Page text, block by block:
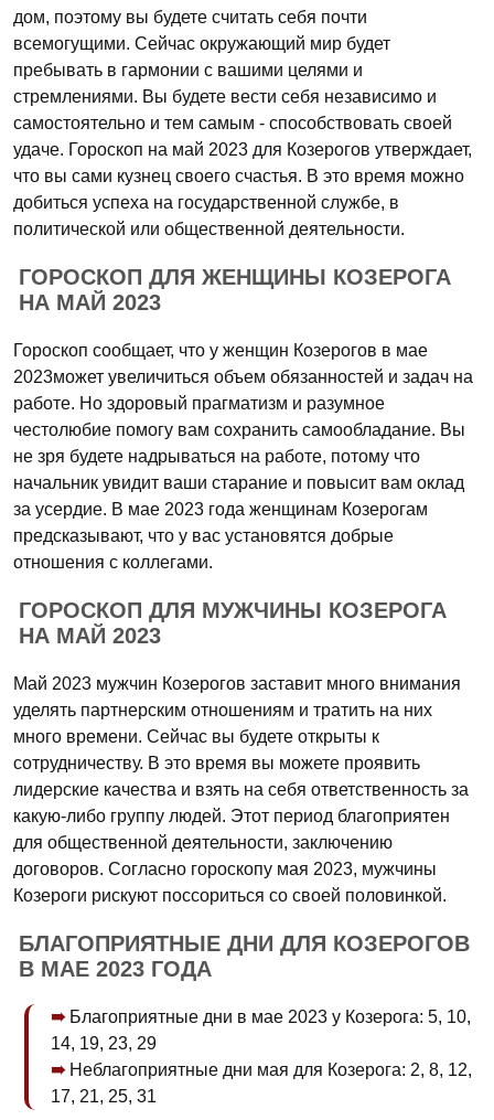
дом, поэтому вы будете считать себя почти
всемогущими. Сейчас окружающий мир будет
пребывать в гармонии с вашими целями и
стремлениями. Вы будете вести себя независимо и
самостоятельно и тем самым - способствовать своей
удаче. Гороскоп на май 2023 для Козерогов утверждает,
что вы сами кузнец своего счастья. В это время можно
добиться успеха на государственной службе, в
политической или общественной деятельности.
ГОРОСКОП ДЛЯ ЖЕНЩИНЫ КОЗЕРОГА
НА МАЙ 2023
Гороскоп сообщает, что у женщин Козерогов в мае
2023может увеличиться объем обязанностей и задач на
работе. Но здоровый прагматизм и разумное
честолюбие помогу вам сохранить самообладание. Вы
не зря будете надрываться на работе, потому что
начальник увидит ваши старание и повысит вам оклад
за усердие. В мае 2023 года женщинам Козерогам
предсказывают, что у вас установятся добрые
отношения с коллегами.
ГОРОСКОП ДЛЯ МУЖЧИНЫ КОЗЕРОГА
НА МАЙ 2023
Май 2023 мужчин Козерогов заставит много внимания
уделять партнерским отношениям и тратить на них
много времени. Сейчас вы будете открыты к
сотрудничеству. В это время вы можете проявить
лидерские качества и взять на себя ответственность за
какую-либо группу людей. Этот период благоприятен
для общественной деятельности, заключению
договоров. Согласно гороскопу мая 2023, мужчины
Козероги рискуют поссориться со своей половинкой.
БЛАГОПРИЯТНЫЕ ДНИ ДЛЯ КОЗЕРОГОВ
В МАЕ 2023 ГОДА
Благоприятные дни в мае 2023 у Козерога: 5, 10,
14, 19, 23, 29
Неблагоприятные дни мая для Козерога: 2, 8, 12,
17, 21, 25, 31